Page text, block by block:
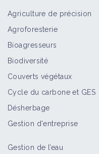
Agriculture de précision
Agroforesterie
Bioagresseurs
Biodiversité
Couverts végétaux
Cycle du carbone et GES
Désherbage
Gestion d'entreprise
Gestion de l’eau